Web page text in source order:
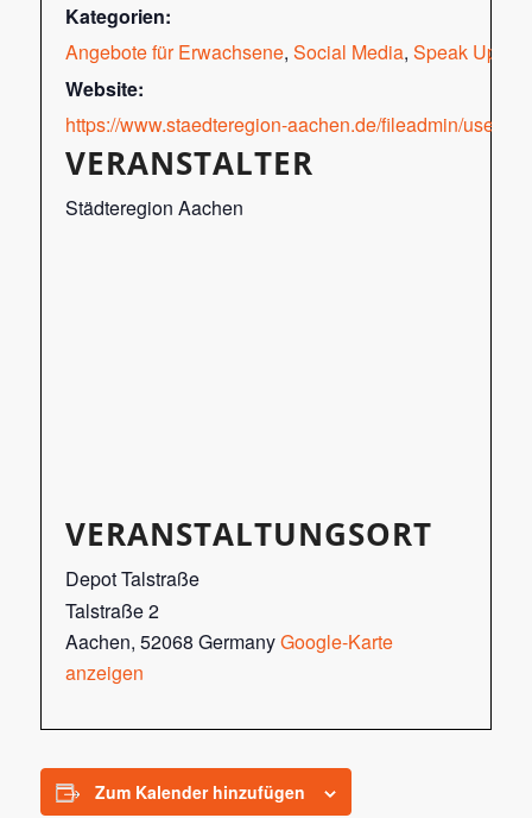
Kategorien:
Angebote für Erwachsene, Social Media, Speak Up!
Website:
https://www.staedteregion-aachen.de/fileadmin/
VERANSTALTER
Städteregion Aachen
VERANSTALTUNGSORT
Depot Talstraße
Talstraße 2
Aachen, 52068 GermanyGoogle-Karte
anzeigen
Zum Kalender hinzufügen